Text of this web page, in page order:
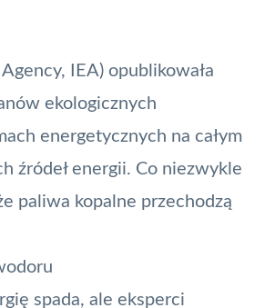
IEA) opublikowała
ekologicznych
energetycznych na całym
źródeł energii. Co niezwykle
paliwa kopalne przechodzą
spada, ale eksperci